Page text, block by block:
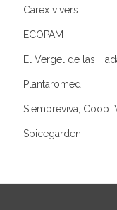
Carex vivers
ECOPAM
El Vergel de las
Plantaromed
Siempreviva, Coop.
Spicegarden